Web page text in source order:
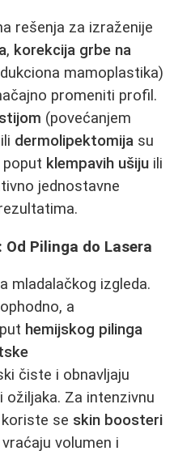
rešenja za izraženije
, korekcija grbe na
mamoplastika)
promeniti profil.
(povećanjem
ili dermolipektomija su
poput klempavih ušiju ili
jednostavne
Od Pilinga do Lasera
mladalačkog izgleda.
a
hemijskog pilinga
čiste i obnavljaju
i ožiljaka. Za intenzivnu
se skin boosteri
volumen i